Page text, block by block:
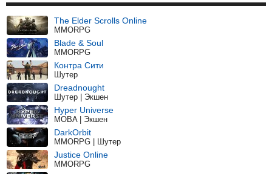
The Elder Scrolls Online
MMORPG
Blade & Soul
MMORPG
Контра Сити
Шутер
Dreadnought
Шутер | Экшен
Hyper Universe
MOBA | Экшен
DarkOrbit
MMORPG | Шутер
Justice Online
MMORPG